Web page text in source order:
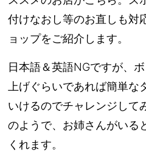
付けなおし等のお直しも対
ョップをご紹介します。
日本語＆英語NGですが、
上げぐらいであれば簡単
いけるのでチャレンジして
のようで、お姉さんがいる
くれます。